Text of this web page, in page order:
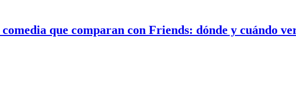
que comparan con Friends: dónde y cuándo